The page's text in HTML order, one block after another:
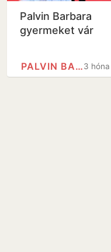
Palvin Barbara
gyermeket vár
3 hónap
PALVIN BARBARA